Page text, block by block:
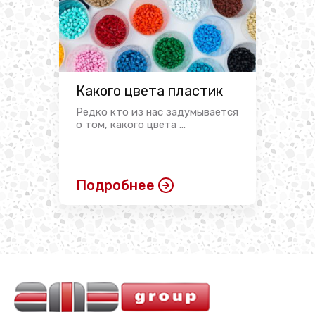
Какого цвета пластик
Редко кто из нас задумывается
о том, какого цвета ...
Подробнее